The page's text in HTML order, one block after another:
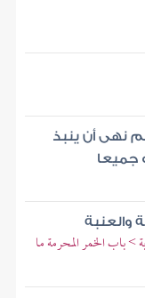
نهى أن ينبذ
جميعا
والعنبة
باب الخمر المحرمة ما